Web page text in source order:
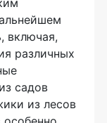
включая,
различных
садов
из лесов